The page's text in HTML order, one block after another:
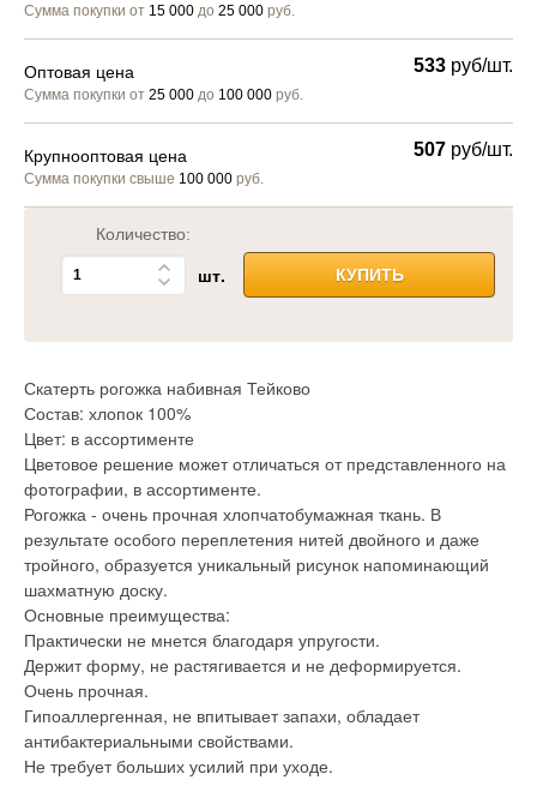
Сумма покупки от 15 000 до 25 000 руб.
Оптовая цена
Сумма покупки от 25 000 до 100 000 руб.
533 руб/шт.
Крупнооптовая цена
Сумма покупки свыше 100 000 руб.
507 руб/шт.
Количество:
шт. КУПИТЬ
Скатерть рогожка набивная Тейково
Состав: хлопок 100%
Цвет: в ассортименте
Цветовое решение может отличаться от представленного на
фотографии, в ассортименте.
Рогожка - очень прочная хлопчатобумажная ткань. В
результате особого переплетения нитей двойного и даже
тройного, образуется уникальный рисунок напоминающий
шахматную доску.
Основные преимущества:
Практически не мнется благодаря упругости.
Держит форму, не растягивается и не деформируется.
Очень прочная.
Гипоаллергенная, не впитывает запахи, обладает
антибактериальными свойствами.
Не требует больших усилий при уходе.